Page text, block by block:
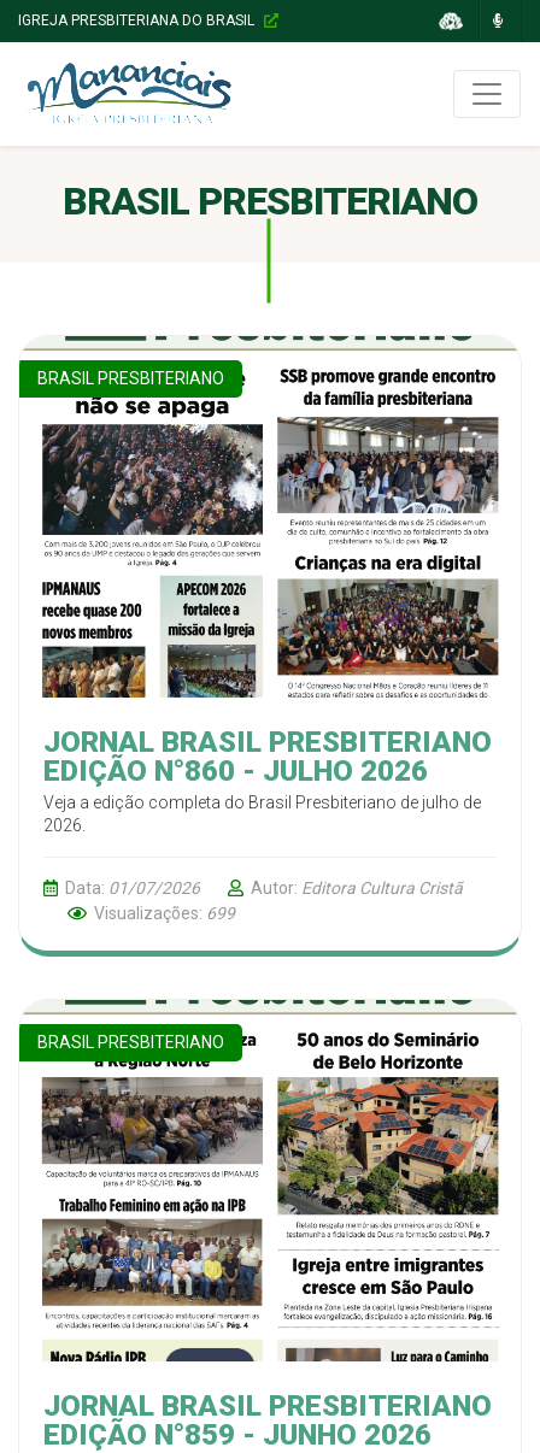
IGREJA PRESBITERIANA DO BRASIL
BRASIL PRESBITERIANO
BRASIL PRESBITERIANO
JORNAL BRASIL PRESBITERIANO
EDIÇÃO N°860 - JULHO 2026
Veja a edição completa do Brasil Presbiteriano de julho de
2026.
Data: 01/07/2026 Autor: Editora Cultura Cristã
Visualizações: 699
BRASIL PRESBITERIANO
JORNAL BRASIL PRESBITERIANO
EDIÇÃO N°859 - JUNHO 2026